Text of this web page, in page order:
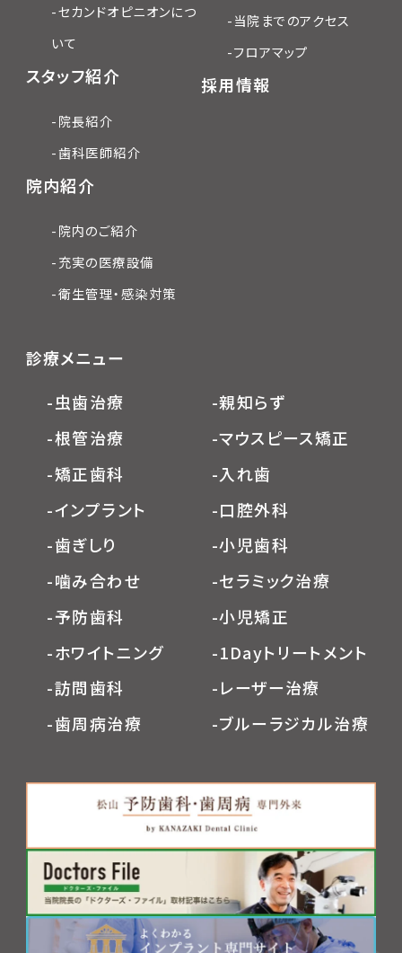
-セカンドオピニオンにつ
いて
スタッフ紹介
-院長紹介
-歯科医師紹介
院内紹介
-院内のご紹介
-充実の医療設備
-衛生管理・感染対策
-当院までのアクセス
-フロアマップ
採用情報
診療メニュー
-虫歯治療
-根管治療
-矯正歯科
-インプラント
-歯ぎしり
-噛み合わせ
-予防歯科
-ホワイトニング
-訪問歯科
-歯周病治療
-親知らず
-マウスピース矯正
-入れ歯
-口腔外科
-小児歯科
-セラミック治療
-小児矯正
-1Dayトリートメント
-レーザー治療
-ブルーラジカル治療